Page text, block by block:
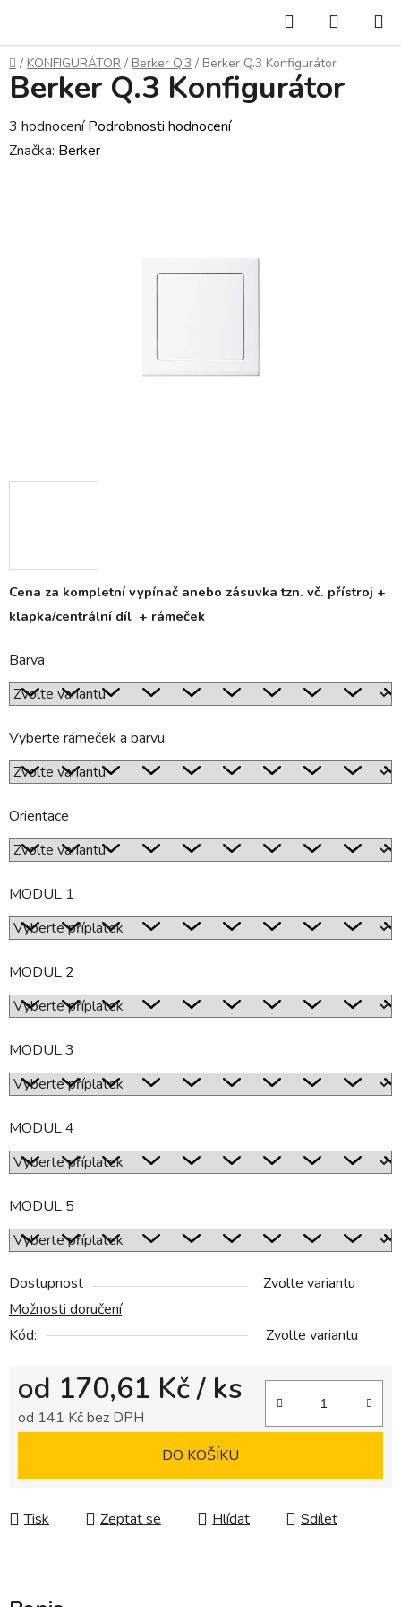
obsah
Hledat
KOŠÍK
Domů
/ KONFIGURÁTOR / Berker Q.3 / Berker Q.3 Konfigurátor
Cena za kompletní vypínač anebo zásuvka tzn. vč. přístroj +
klapka/centrální díl + rámeček
Barva
Vyberte rámeček a barvu
Orientace
MODUL 1
MODUL 2
MODUL 3
MODUL 4
MODUL 5
Dostupnost
Zvolte variantu
Možnosti doručení
Kód:
Zvolte variantu
od 170,61 Kč/ ks
od 141 Kčbez DPH
DO KOŠÍKU
Tisk Zeptat se Hlídat Sdílet
Berker Q.3 Konfigurátor
Průměrné
hodnocení
3 hodnocení Podrobnosti hodnocení
Značka: Berker